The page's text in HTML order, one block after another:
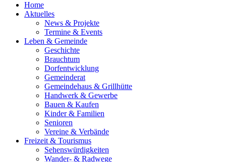
Home
Aktuelles
News & Projekte
Termine & Events
Leben & Gemeinde
Geschichte
Brauchtum
Dorfentwicklung
Gemeinderat
Gemeindehaus & Grillhütte
Handwerk & Gewerbe
Bauen & Kaufen
Kinder & Familien
Senioren
Vereine & Verbände
Freizeit & Tourismus
Sehenswürdigkeiten
Wander- & Radwege